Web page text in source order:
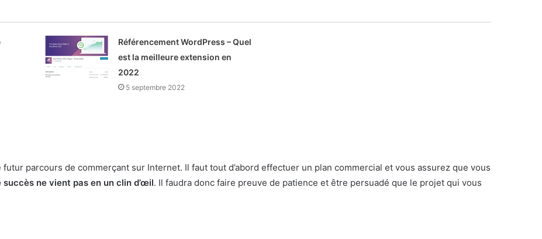
Référencement WordPress – Quel
est la meilleure extension en
2022
5 septembre 2022
parcours de commerçant sur Internet. Il faut tout d’abord effectuer un plan commercial et vous assurez que vous
succès ne vient pas en un clin d’œil. Il faudra donc faire preuve de patience et être persuadé que le projet qui vous